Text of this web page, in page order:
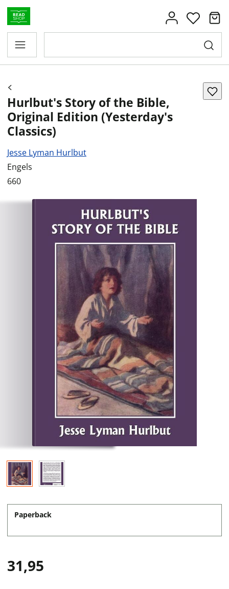
Hurlbut's Story of the Bible,
Original Edition (Yesterday's
Classics)
Jesse Lyman Hurlbut
Engels
660
Paperback
31,95